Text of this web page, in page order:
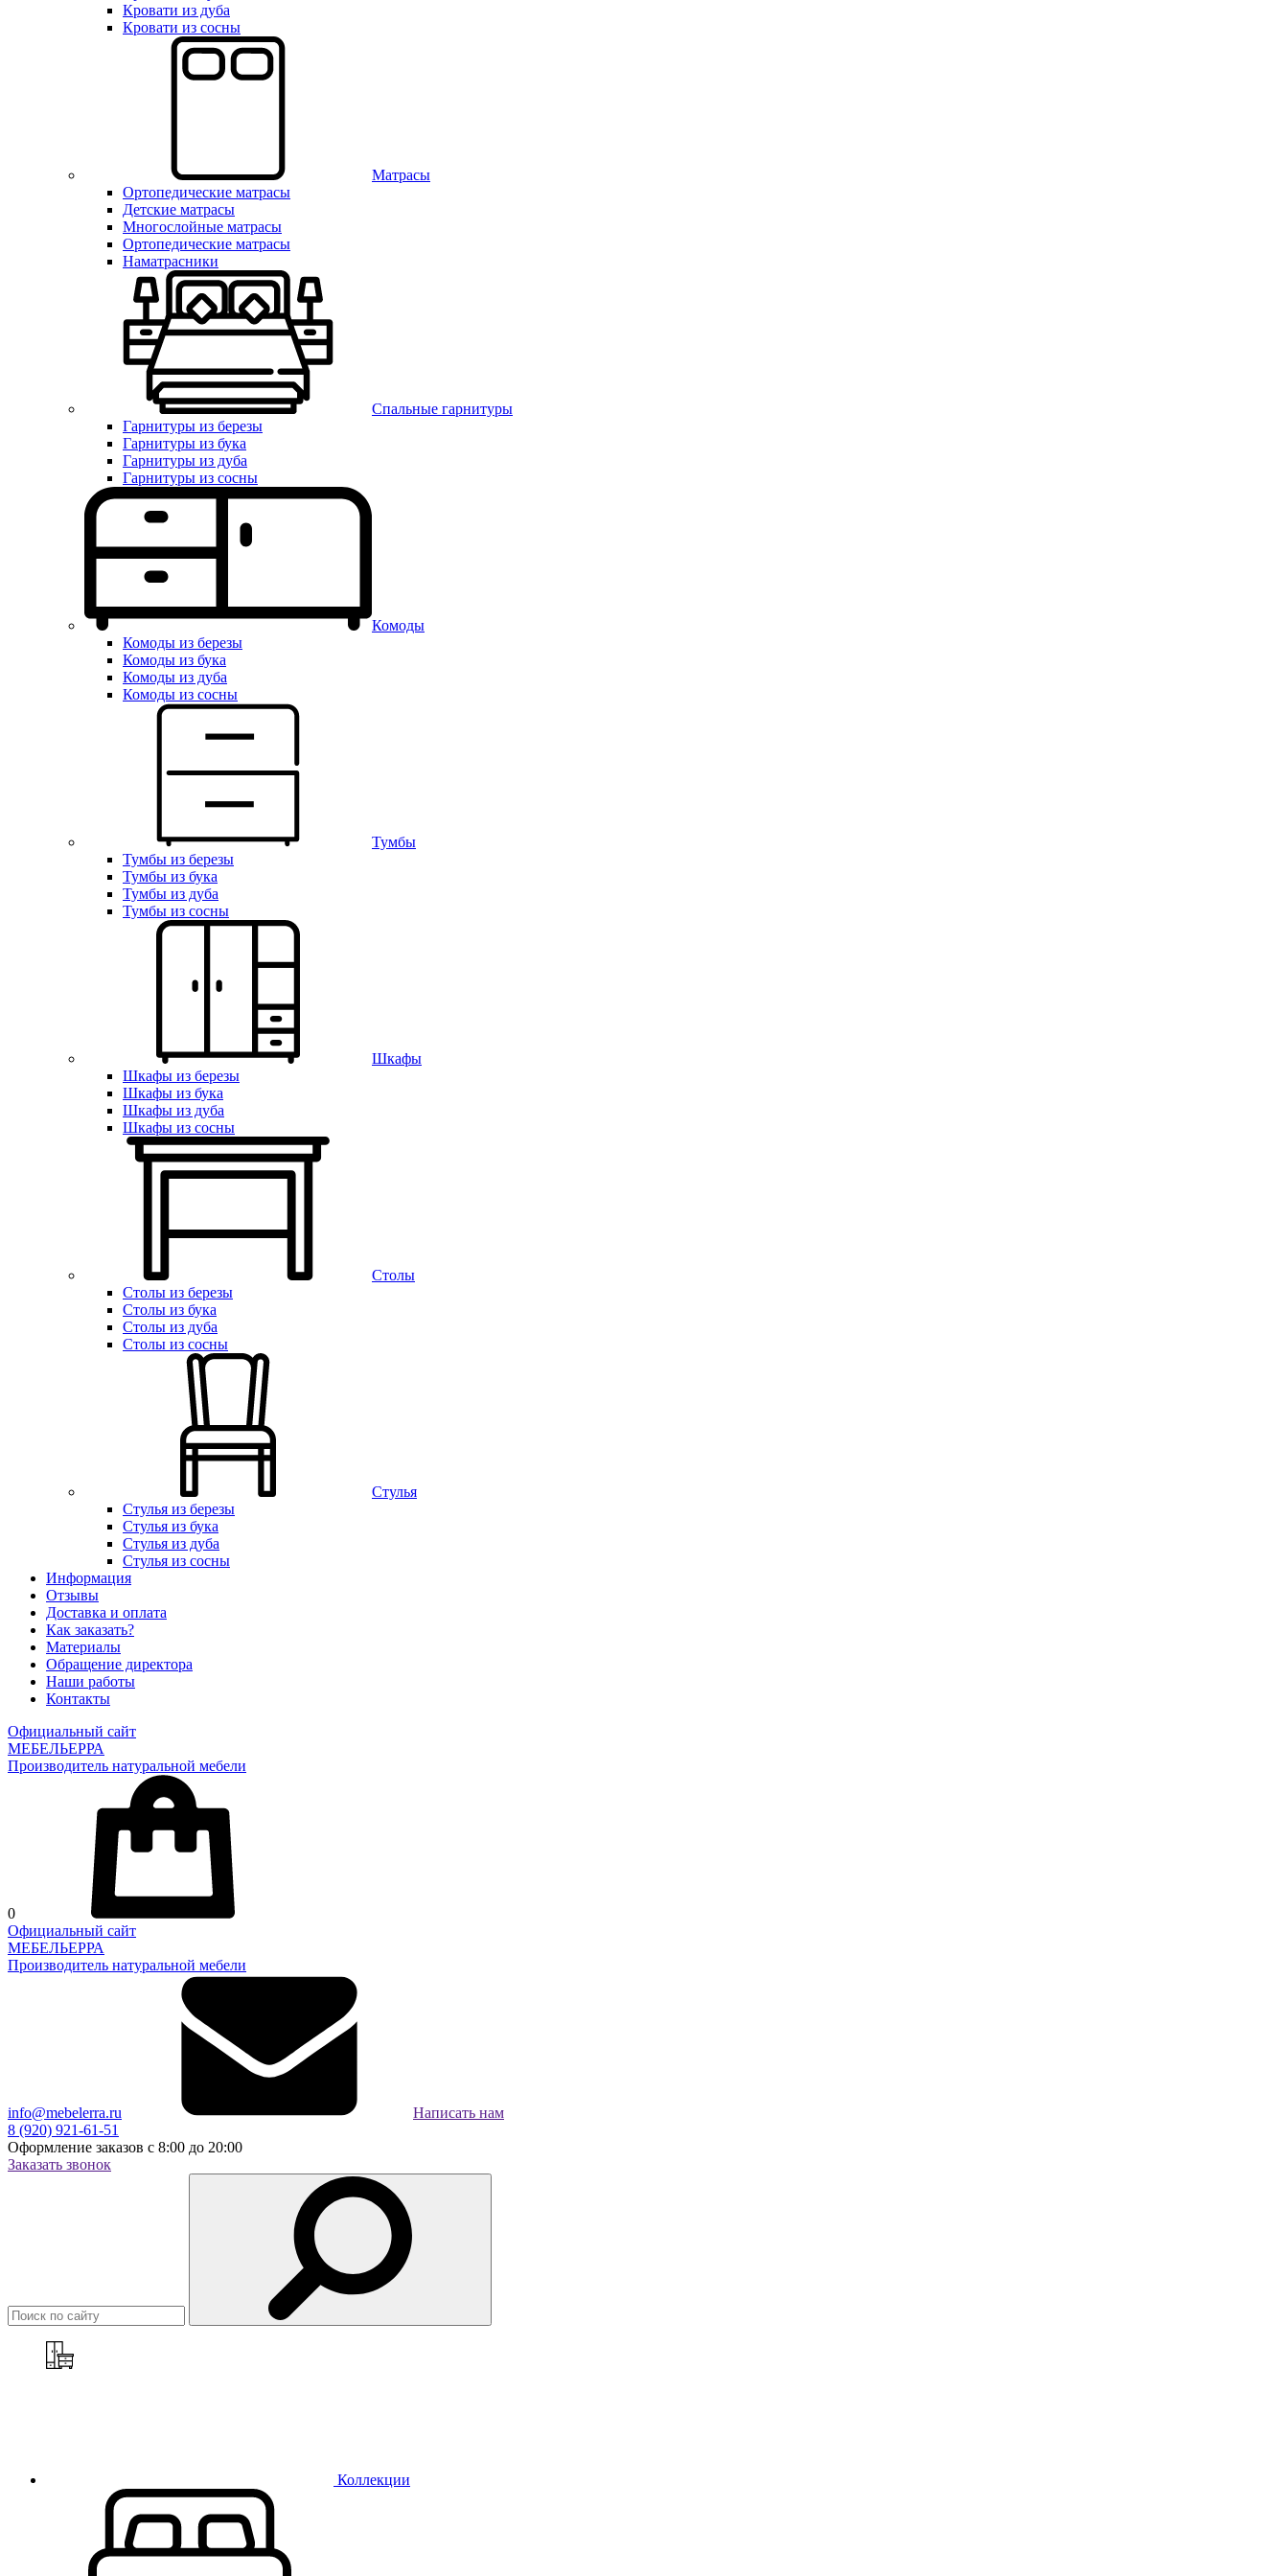
Кровати из дуба
Кровати из сосны
Матрасы
Ортопедические матрасы
Детские матрасы
Многослойные матрасы
Ортопедические матрасы
Наматрасники
Спальные гарнитуры
Гарнитуры из березы
Гарнитуры из бука
Гарнитуры из дуба
Гарнитуры из сосны
Комоды
Комоды из березы
Комоды из бука
Комоды из дуба
Комоды из сосны
Тумбы
Тумбы из березы
Тумбы из бука
Тумбы из дуба
Тумбы из сосны
Шкафы
Шкафы из березы
Шкафы из бука
Шкафы из дуба
Шкафы из сосны
Столы
Столы из березы
Столы из бука
Столы из дуба
Столы из сосны
Стулья
Стулья из березы
Стулья из бука
Стулья из дуба
Стулья из сосны
Информация
Отзывы
Доставка и оплата
Как заказать?
Материалы
Обращение директора
Наши работы
Контакты
Официальный сайт
МЕБЕЛЬЕРРА
Производитель натуральной мебели
0
Официальный сайт
МЕБЕЛЬЕРРА
Производитель натуральной мебели
info@mebelerra.ru
Написать нам
8 (920) 921-61-51
Оформление заказов с 8:00 до 20:00
Заказать звонок
Коллекции